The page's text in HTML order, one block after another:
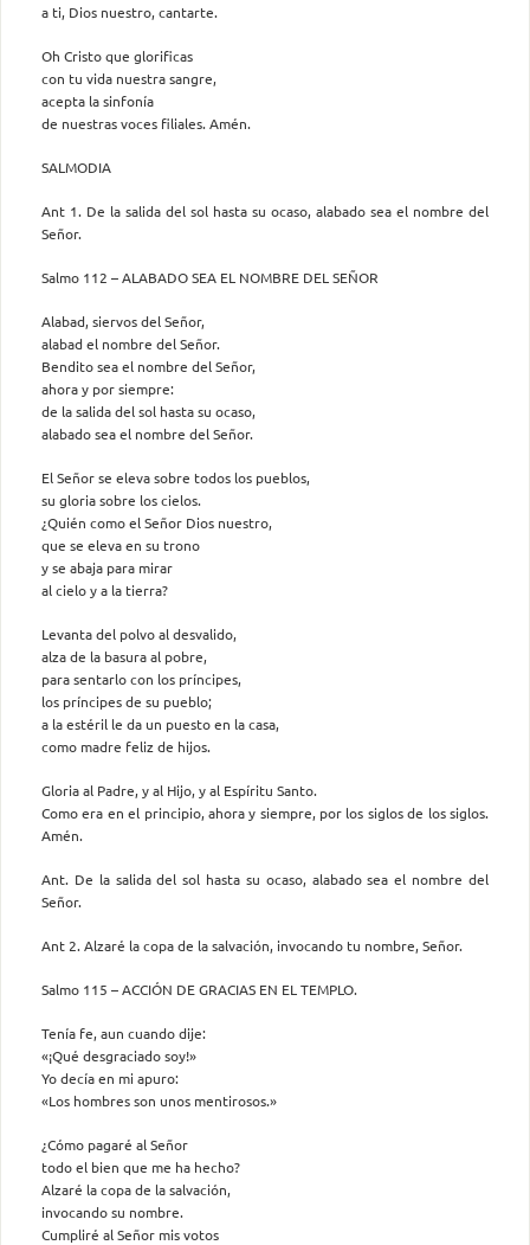
a ti, Dios nuestro, cantarte.
Oh Cristo que glorificas
con tu vida nuestra sangre,
acepta la sinfonía
de nuestras voces filiales. Amén.
SALMODIA
Ant 1. De la salida del sol hasta su ocaso, alabado sea el nombre del
Señor.
Salmo 112 – ALABADO SEA EL NOMBRE DEL SEÑOR
Alabad, siervos del Señor,
alabad el nombre del Señor.
Bendito sea el nombre del Señor,
ahora y por siempre:
de la salida del sol hasta su ocaso,
alabado sea el nombre del Señor.
El Señor se eleva sobre todos los pueblos,
su gloria sobre los cielos.
¿Quién como el Señor Dios nuestro,
que se eleva en su trono
y se abaja para mirar
al cielo y a la tierra?
Levanta del polvo al desvalido,
alza de la basura al pobre,
para sentarlo con los príncipes,
los príncipes de su pueblo;
a la estéril le da un puesto en la casa,
como madre feliz de hijos.
Gloria al Padre, y al Hijo, y al Espíritu Santo.
Como era en el principio, ahora y siempre, por los siglos de los siglos.
Amén.
Ant. De la salida del sol hasta su ocaso, alabado sea el nombre del
Señor.
Ant 2. Alzaré la copa de la salvación, invocando tu nombre, Señor.
Salmo 115 – ACCIÓN DE GRACIAS EN EL TEMPLO.
Tenía fe, aun cuando dije:
«¡Qué desgraciado soy!»
Yo decía en mi apuro:
«Los hombres son unos mentirosos.»
¿Cómo pagaré al Señor
todo el bien que me ha hecho?
Alzaré la copa de la salvación,
invocando su nombre.
Cumpliré al Señor mis votos